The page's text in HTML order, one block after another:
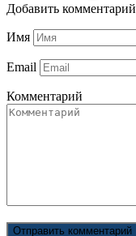
Добавить комментарий
Имя
Email
Комментарий